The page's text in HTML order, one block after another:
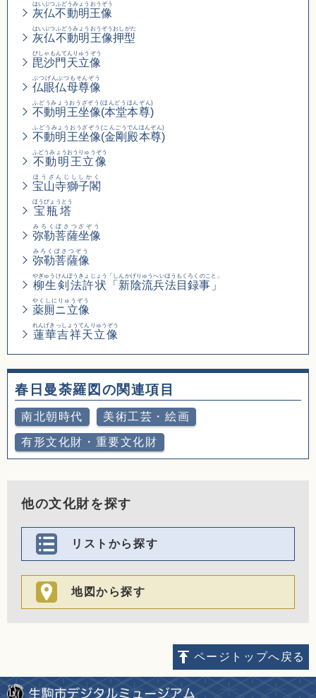
灰仏不動明王像
はいぶつふどうみょうおうぞう
灰仏不動明王像押型
はいぶつふどうみょうおうぞうおしがた
毘沙門天立像
びしゃもんてんりゅうぞう
仏眼仏母尊像
ぶつげんぶつもそんぞう
不動明王坐像(本堂本尊)
ふどうみょうおうざぞう(ほんどうほんぞん)
不動明王坐像
ふどうみょうおうざぞう
(金剛殿本尊)
(こんごうでんほんぞん)
不動明王立像
ふどうみょうおうりゅうぞう
宝山寺獅子閣
ほうざんじししかく
宝瓶塔
ほうびょうとう
弥勒菩薩坐像
みろくぼさつざぞう
弥勒菩薩像
みろくぼさつぞう
柳生剣法許状
やぎゅうけんぽうきょじょう
「新陰流兵法目録事」
「しんかげりゅうへいほうもくろくのこと」
薬厠ニ立像
やくしにりゅうぞう
蓮華吉祥天立像
れんげきっしょうてんりゅうぞう
春日曼荼羅図の関連項目
南北朝時代 美術工芸・絵画
有形文化財・重要文化財
他の文化財を探す
リストから探す
地図から探す
ページトップへ戻る